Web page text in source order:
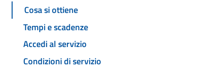
Cosa si ottiene
Tempi e scadenze
Accedi al servizio
Condizioni di servizio